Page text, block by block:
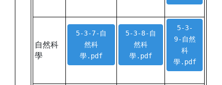
自然科
學
5-3-7-自
然科
學.pdf
5-3-8-自
然科
學.pdf
5-3-
9-自然
科
學.pdf